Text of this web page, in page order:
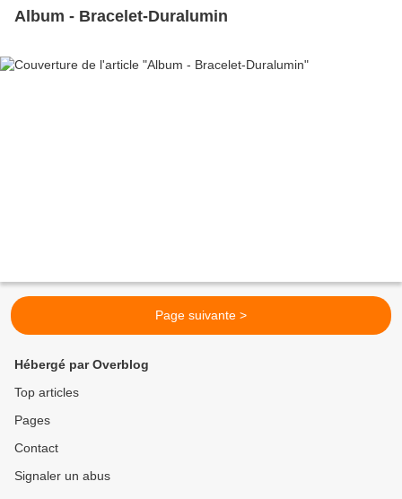
Album - Bracelet-Duralumin
Page suivante >
Hébergé par Overblog
Top articles
Pages
Contact
Signaler un abus